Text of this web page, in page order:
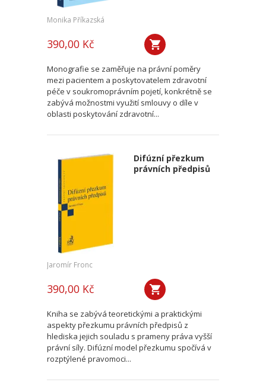
Monika Příkazská
390,00 Kč
Monografie se zaměřuje na právní poměry
mezi pacientem a poskytovatelem zdravotní
péče v soukromoprávním pojetí, konkrétně se
zabývá možnostmi využití smlouvy o díle v
oblasti poskytování zdravotní...
Difúzní přezkum
právních předpisů
Jaromír Fronc
390,00 Kč
Kniha se zabývá teoretickými a praktickými
aspekty přezkumu právních předpisů z
hlediska jejich souladu s prameny práva vyšší
právní síly. Difúzní model přezkumu spočívá v
rozptýlené pravomoci...